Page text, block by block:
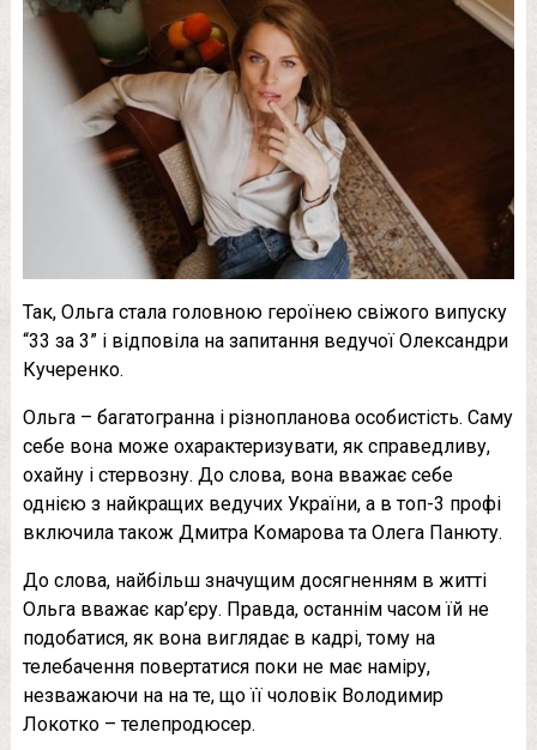
Так, Ольга стала головною героїнею свіжого випуску
“33 за 3” і відповіла на запитання ведучої Олександри
Кучеренко.
Ольга – багатогранна і різнопланова особистість. Саму
себе вона може охарактеризувати, як справедливу,
охайну і стервозну. До слова, вона вважає себе
однією з найкращих ведучих України, а в топ-3 профі
включила також Дмитра Комарова та Олега Панюту.
До слова, найбільш значущим досягненням в житті
Ольга вважає кар’єру. Правда, останнім часом їй не
подобатися, як вона виглядає в кадрі, тому на
телебачення повертатися поки не має наміру,
незважаючи на на те, що її чоловік Володимир
Локотко – телепродюсер.